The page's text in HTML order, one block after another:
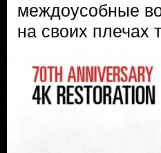
междоусобные
на своих плечах